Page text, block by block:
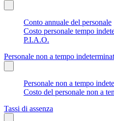
Conto annuale del personale
Costo personale tempo
P.I.A.O.
Personale non a tempo
Personale non a tempo
Costo del personale non a
Tassi di assenza